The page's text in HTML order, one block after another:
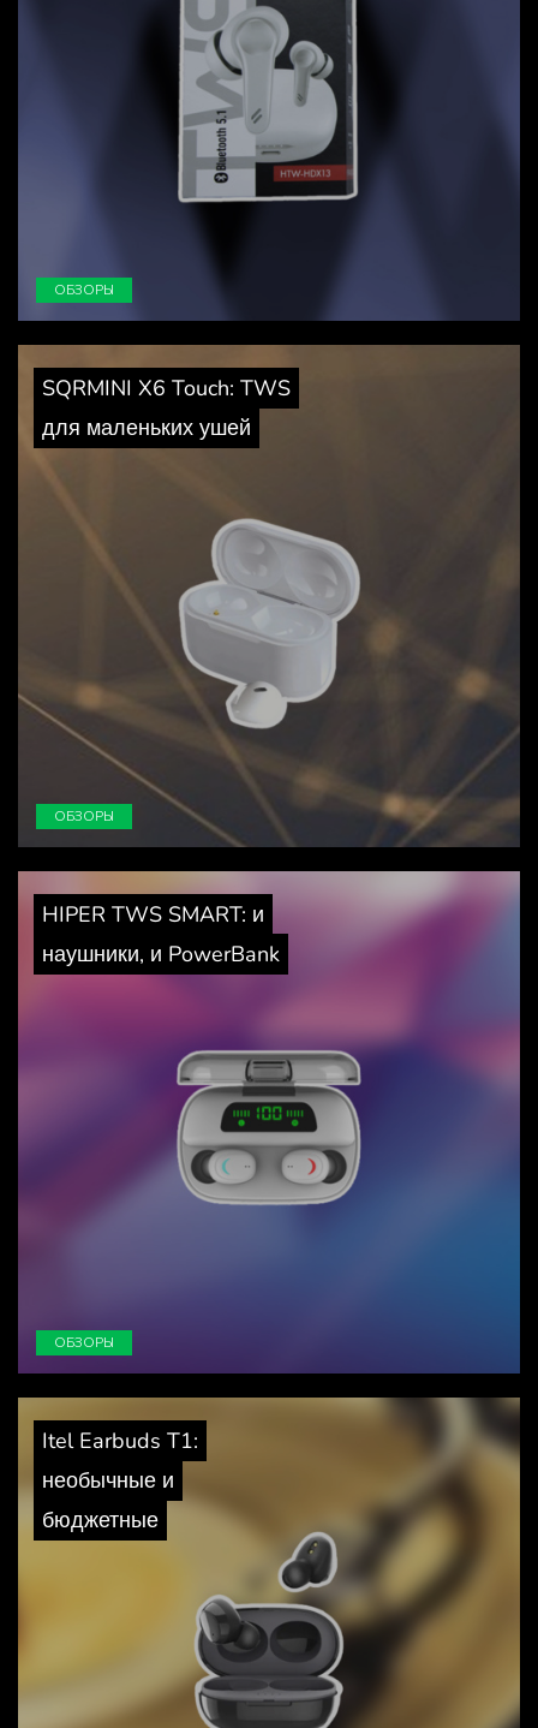
ОБЗОРЫ
SQRMINI X6 Touch: TWS
для маленьких ушей
ОБЗОРЫ
HIPER TWS SMART: и
наушники, и PowerBank
ОБЗОРЫ
Itel Earbuds T1:
необычные и
бюджетные